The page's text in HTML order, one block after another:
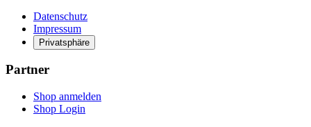
Datenschutz
Impressum
Privatsphäre
Partner
Shop anmelden
Shop Login